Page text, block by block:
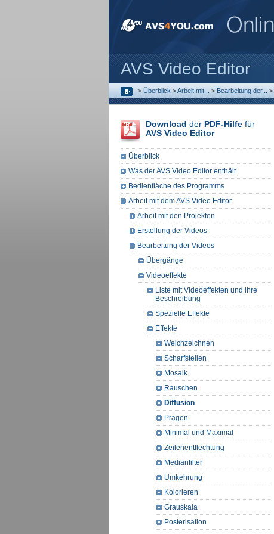
AVS Video Editor
> Überblick >Arbeit mit... > Bearbeitung der... >
Download der PDF-Hilfe für
AVS Video Editor
Überblick
Was der AVS Video Editor enthält
Bedienfläche des Programms
Arbeit mit dem AVS Video Editor
Arbeit mit den Projekten
Erstellung der Videos
Bearbeitung der Videos
Übergänge
Videoeffekte
Liste mit Videoeffekten und ihre
Beschreibung
Spezielle Effekte
Effekte
Weichzeichnen
Scharfstellen
Mosaik
Rauschen
Diffusion
Prägen
Minimal und Maximal
Zeilenentflechtung
Medianfilter
Umkehrung
Kolorieren
Grauskala
Posterisation